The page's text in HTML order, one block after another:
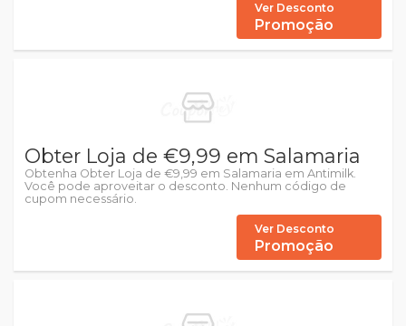
Ver Desconto
Promoção
Obter Loja de €9,99 em Salamaria
Obtenha Obter Loja de €9,99 em Salamaria em Antimilk.
Você pode aproveitar o desconto. Nenhum código de
cupom necessário.
Ver Desconto
Promoção